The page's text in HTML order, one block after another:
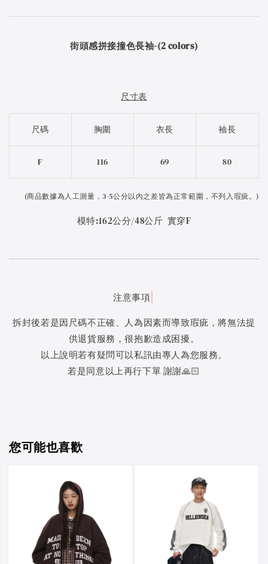
街頭感拼接撞色長袖-(2 colors)
尺寸表
尺碼 胸圍 衣長 袖長
F 116 69 80
(商品數據為人工測量，3-5公分以內之差皆為正常範圍，不列入瑕疵。)
模特:162公分/48公斤 實穿F
注意事項
拆封後若是因尺碼不正確、人為因素而導致瑕疵，將無法提
供退貨服務，很抱歉造成困擾。
以上說明若有疑問可以私訊由專人為您服務。
若是同意以上再行下單 謝謝🙏🏻
您可能也喜歡